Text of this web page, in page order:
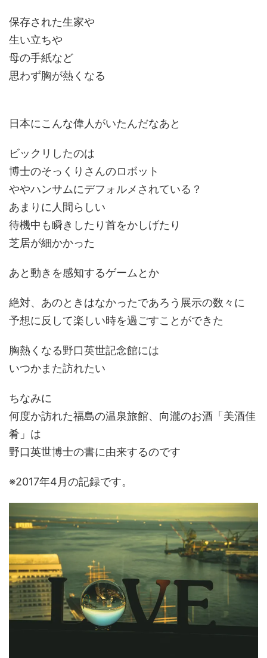
保存された生家や
生い立ちや
母の手紙など
思わず胸が熱くなる
日本にこんな偉人がいたんだなあと
ビックリしたのは
博士のそっくりさんのロボット
ややハンサムにデフォルメされている？
あまりに人間らしい
待機中も瞬きしたり首をかしげたり
芝居が細かかった
あと動きを感知するゲームとか
絶対、あのときはなかったであろう展示の数々に
予想に反して楽しい時を過ごすことができた
胸熱くなる野口英世記念館には
いつかまた訪れたい
ちなみに
何度か訪れた福島の温泉旅館、向瀧のお酒「美酒佳
肴」は
野口英世博士の書に由来するのです
※2017年4月の記録です。